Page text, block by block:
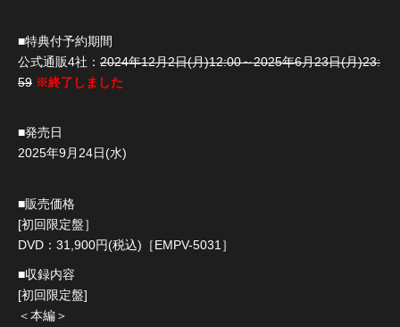
■特典付予約期間
公式通販4社： 2024年12月2日(月)12:00～2025年6月23日(月)23:
59 ※終了しました
■発売日
2025年9月24日(水)
■販売価格
[初回限定盤］
DVD：31,900円(税込)［EMPV-5031］
■収録内容
[初回限定盤]
＜本編＞